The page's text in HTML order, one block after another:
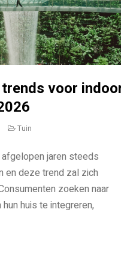
voor
Tuin
jaren steeds
en deze trend zal zich
zoeken naar
huis te integreren,